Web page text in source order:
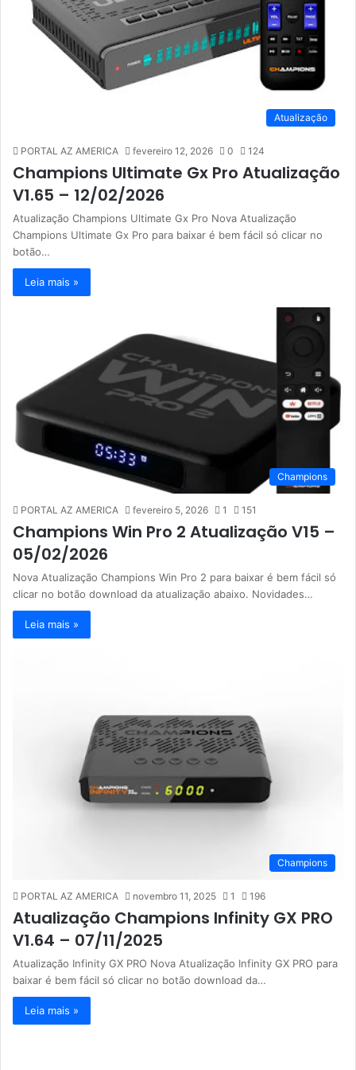
Atualização
PORTAL AZ AMERICA fevereiro 12, 2026 0 124
Champions Ultimate Gx Pro Atualização
V1.65 – 12/02/2026
Atualização Champions Ultimate Gx Pro Nova Atualização
Champions Ultimate Gx Pro para baixar é bem fácil só clicar no
botão…
Leia mais »
Champions
PORTAL AZ AMERICA fevereiro 5, 2026 1 151
Champions Win Pro 2 Atualização V15 –
05/02/2026
Nova Atualização Champions Win Pro 2 para baixar é bem fácil só
clicar no botão download da atualização abaixo. Novidades…
Leia mais »
Champions
PORTAL AZ AMERICA novembro 11, 2025 1 196
Atualização Champions Infinity GX PRO
V1.64 – 07/11/2025
Atualização Infinity GX PRO Nova Atualização Infinity GX PRO para
baixar é bem fácil só clicar no botão download da…
Leia mais »